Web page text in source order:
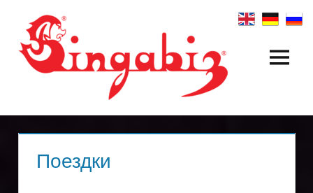
Inhalt
springen
Создание
глобальных
компаний
Menü
Поездки